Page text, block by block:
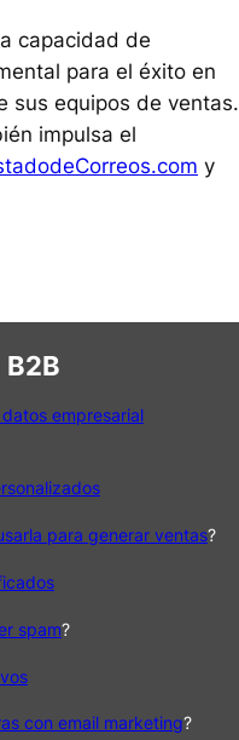
capacidad de
para el éxito en
sus equipos de ventas.
impulsa el
y
empresarial
para generar ventas?
spam?
con email marketing?